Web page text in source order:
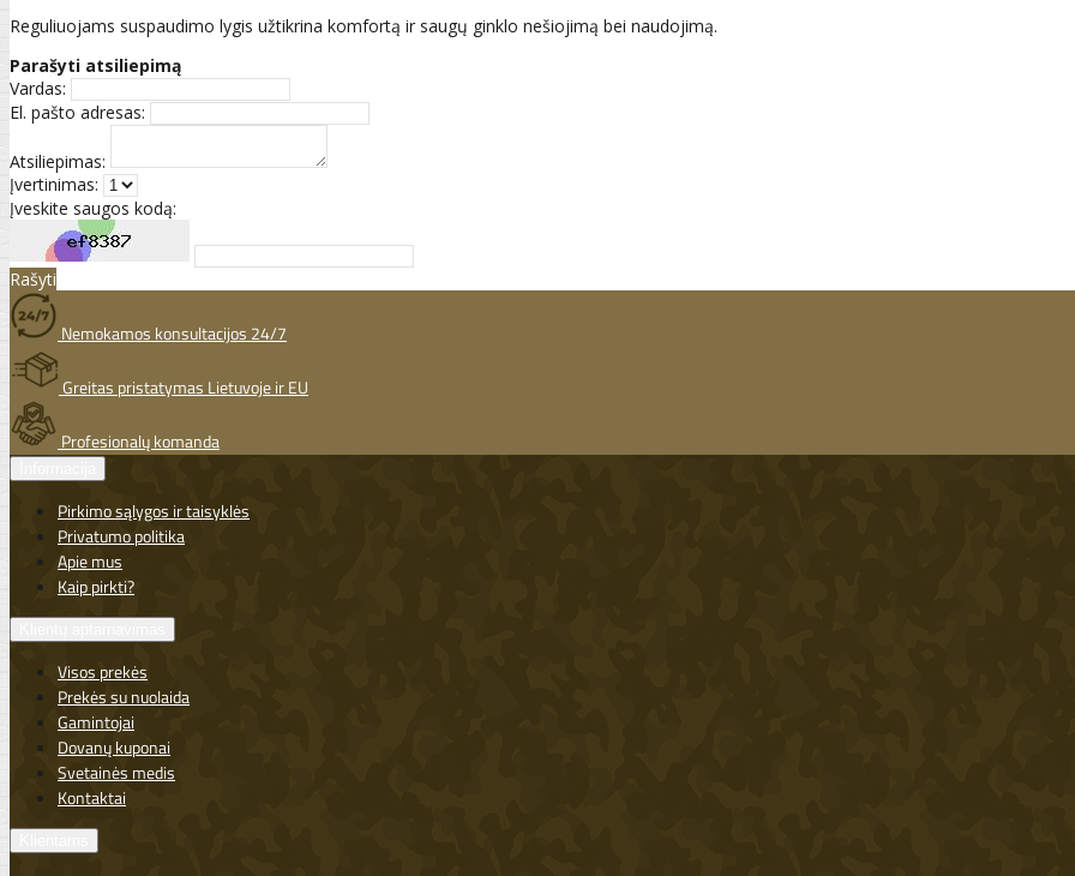
Reguliuojams suspaudimo lygis užtikrina komfortą ir saugų ginklo nešiojimą bei naudojimą.
Parašyti atsiliepimą
Vardas:
El. pašto adresas:
Atsiliepimas:
Įvertinimas:
Įveskite saugos kodą:
Rašyti
Nemokamos konsultacijos 24/7
Greitas pristatymas Lietuvoje ir EU
Profesionalų komanda
Pirkimo sąlygos ir taisyklės
Privatumo politika
Apie mus
Kaip pirkti?
Visos prekės
Prekės su nuolaida
Gamintojai
Dovanų kuponai
Svetainės medis
Kontaktai